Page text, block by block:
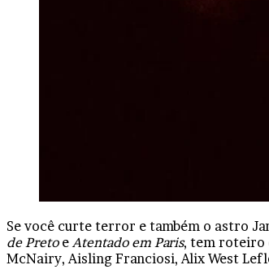
Facebook
X
Linkedin
Tumblr
Pinterest
Reddit
VK
OK
Pocket
Se você curte terror e também o astro
de Pretoe Atentado em Paris, tem roteiro
McNairy, Aisling Franciosi, Alix West